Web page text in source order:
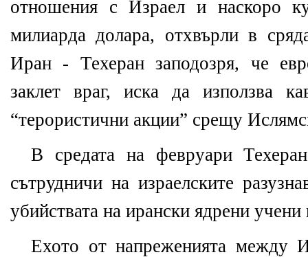
отношения с Израел и наскоро
милиарда долара, отхвърли в
Иран - Техеран заподозря, че
заклет враг, иска да използва
“терористични акции” срещу
В средата на февруари
сътрудничи на израелските
убийствата на ирански ядрени
Ехото от напреженията между